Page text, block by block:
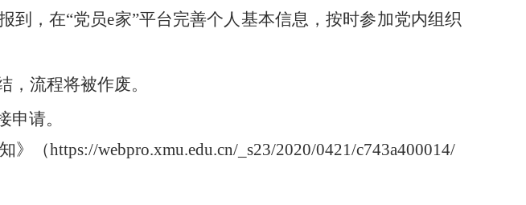
，在“党员e家”平台完善个人基本信息，按时参加党内组织
流程将被作废。
请。
（https://webpro.xmu.edu.cn/_s23/2020/0421/c743a400014/